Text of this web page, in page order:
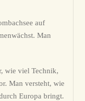
auf
Man
wie viel Technik,
Man versteht, wie
Europa bringt.